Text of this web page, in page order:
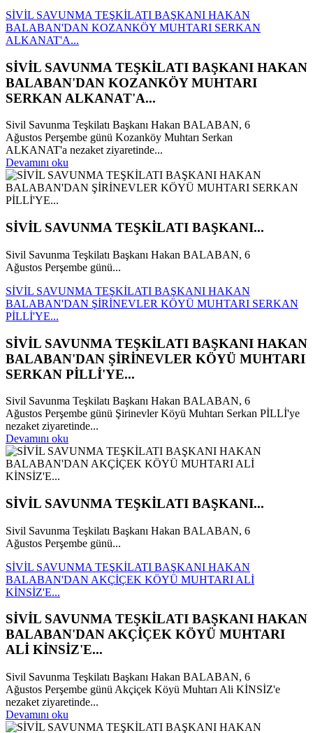
SİVİL SAVUNMA TEŞKİLATI BAŞKANI HAKAN
BALABAN'DAN KOZANKÖY MUHTARI SERKAN
ALKANAT'A...
SİVİL SAVUNMA TEŞKİLATI BAŞKANI HAKAN
BALABAN'DAN KOZANKÖY MUHTARI
SERKAN ALKANAT'A...
Sivil Savunma Teşkilatı Başkanı Hakan BALABAN, 6
Ağustos Perşembe günü Kozanköy Muhtarı Serkan
ALKANAT'a nezaket ziyaretinde...
Devamını oku
SİVİL SAVUNMA TEŞKİLATI BAŞKANI...
Sivil Savunma Teşkilatı Başkanı Hakan BALABAN, 6
Ağustos Perşembe günü...
SİVİL SAVUNMA TEŞKİLATI BAŞKANI HAKAN
BALABAN'DAN ŞİRİNEVLER KÖYÜ MUHTARI SERKAN
PİLLİ'YE...
SİVİL SAVUNMA TEŞKİLATI BAŞKANI HAKAN
BALABAN'DAN ŞİRİNEVLER KÖYÜ MUHTARI
SERKAN PİLLİ'YE...
Sivil Savunma Teşkilatı Başkanı Hakan BALABAN, 6
Ağustos Perşembe günü Şirinevler Köyü Muhtarı Serkan PİLLİ'ye
nezaket ziyaretinde...
Devamını oku
SİVİL SAVUNMA TEŞKİLATI BAŞKANI...
Sivil Savunma Teşkilatı Başkanı Hakan BALABAN, 6
Ağustos Perşembe günü...
SİVİL SAVUNMA TEŞKİLATI BAŞKANI HAKAN
BALABAN'DAN AKÇİÇEK KÖYÜ MUHTARI ALİ
KİNSİZ'E...
SİVİL SAVUNMA TEŞKİLATI BAŞKANI HAKAN
BALABAN'DAN AKÇİÇEK KÖYÜ MUHTARI
ALİ KİNSİZ'E...
Sivil Savunma Teşkilatı Başkanı Hakan BALABAN, 6
Ağustos Perşembe günü Akçiçek Köyü Muhtarı Ali KİNSİZ'e
nezaket ziyaretinde...
Devamını oku